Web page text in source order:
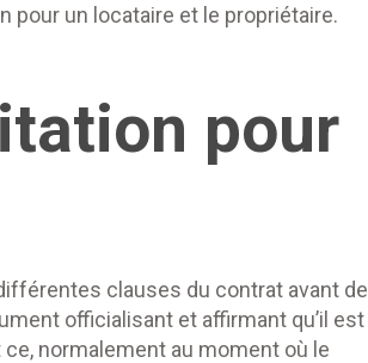
pour un locataire et le propriétaire.
pour
clauses du contrat avant de
officialisant et affirmant qu’il est
ce, normalement au moment où le